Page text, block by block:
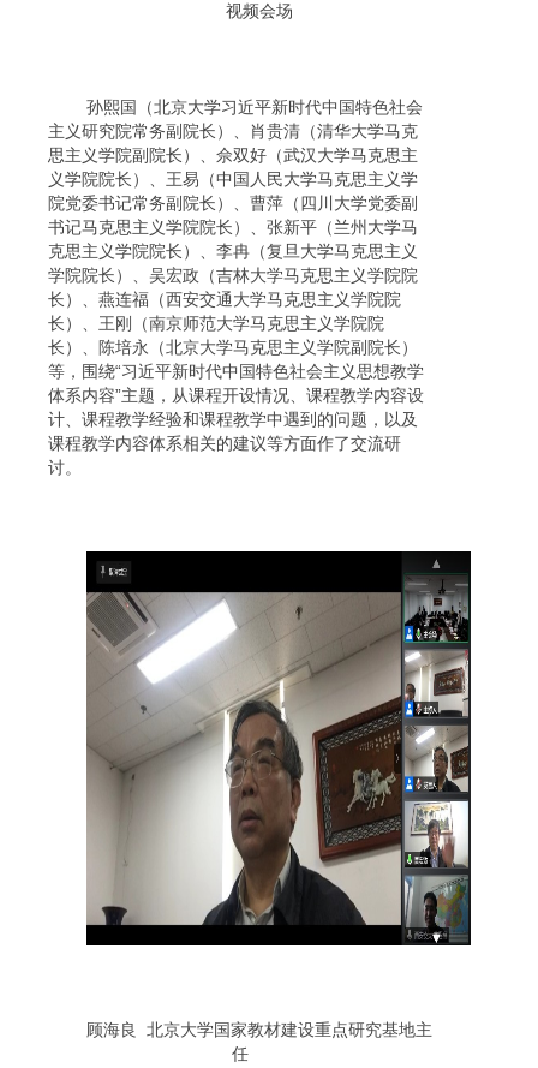
视频会场
孙熙国（北京大学习近平新时代中国特色社会
主义研究院常务副院长）、肖贵清（清华大学马克
思主义学院副院长）、佘双好（武汉大学马克思主
义学院院长）、王易（中国人民大学马克思主义学
院党委书记常务副院长）、曹萍（四川大学党委副
书记马克思主义学院院长）、张新平（兰州大学马
克思主义学院院长）、李冉（复旦大学马克思主义
学院院长）、吴宏政（吉林大学马克思主义学院院
长）、燕连福（西安交通大学马克思主义学院院
长）、王刚（南京师范大学马克思主义学院院
长）、陈培永（北京大学马克思主义学院副院长）
等，围绕“习近平新时代中国特色社会主义思想教学
体系内容”主题，从课程开设情况、课程教学内容设
计、课程教学经验和课程教学中遇到的问题，以及
课程教学内容体系相关的建议等方面作了交流研
讨。
顾海良 北京大学国家教材建设重点研究基地主
任